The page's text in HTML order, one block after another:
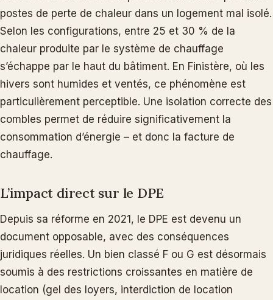
postes de perte de chaleur dans un logement mal isolé.
Selon les configurations, entre 25 et 30 % de la
chaleur produite par le système de chauffage
s’échappe par le haut du bâtiment. En Finistère, où les
hivers sont humides et ventés, ce phénomène est
particulièrement perceptible. Une isolation correcte des
combles permet de réduire significativement la
consommation d’énergie – et donc la facture de
chauffage.
L’impact direct sur le DPE
Depuis sa réforme en 2021, le DPE est devenu un
document opposable, avec des conséquences
juridiques réelles. Un bien classé F ou G est désormais
soumis à des restrictions croissantes en matière de
location (gel des loyers, interdiction de location